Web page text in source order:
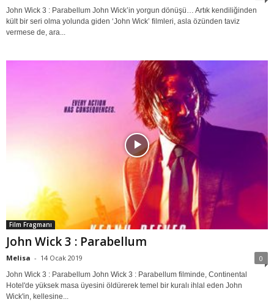
John Wick 3 : Parabellum John Wick’in yorgun dönüşü… Artık kendiliğinden
kült bir seri olma yolunda giden ‘John Wick’ filmleri, asla özünden taviz
vermese de, ara...
Film Fragmanı
John Wick 3 : Parabellum
Melisa - 14 Ocak 2019 0
John Wick 3 : Parabellum John Wick 3 : Parabellum filminde, Continental
Hotel'de yüksek masa üyesini öldürerek temel bir kuralı ihlal eden John
Wick'in, kellesine...